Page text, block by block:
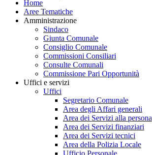
Home
Aree Tematiche
Amministrazione
Sindaco
Giunta Comunale
Consiglio Comunale
Commissioni Consiliari
Consulte Comunali
Commissione Pari Opportunità
Uffici e servizi
Uffici
Segretario Comunale
Area degli Affari generali
Area dei Servizi alla persona
Area dei Servizi finanziari
Area dei Servizi tecnici
Area della Polizia Locale
Ufficio Personale